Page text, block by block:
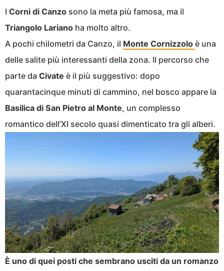
I Corni di Canzo sono la meta più famosa, ma il
Triangolo Lariano ha molto altro.
A pochi chilometri da Canzo, il Monte Cornizzolo è una
delle salite più interessanti della zona. Il percorso che
parte da Civate è il più suggestivo: dopo
quarantacinque minuti di cammino, nel bosco appare la
Basilica di San Pietro al Monte, un complesso
romantico dell’XI secolo quasi dimenticato tra gli alberi.
È uno di quei posti che sembrano usciti da un romanzo